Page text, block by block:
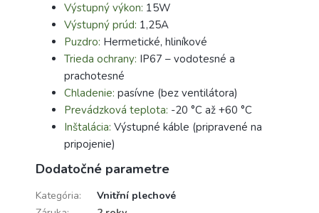
Výstupný výkon: 15W
Výstupný prúd: 1,25A
Puzdro: Hermetické, hliníkové
Trieda ochrany: IP67 – vodotesné a
prachotesné
Chladenie: pasívne (bez ventilátora)
Prevádzková teplota: -20 °C až +60 °C
Inštalácia: Výstupné káble (pripravené na
pripojenie)
Dodatočné parametre
Kategória:
Vnitřní plechové